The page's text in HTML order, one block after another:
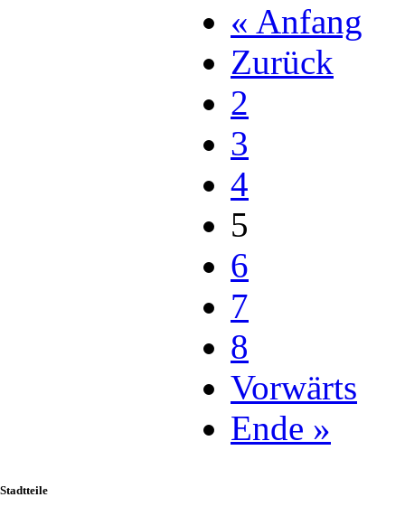
« Anfang
Zurück
2
3
4
5
6
7
8
Vorwärts
Ende »
Stadtteile